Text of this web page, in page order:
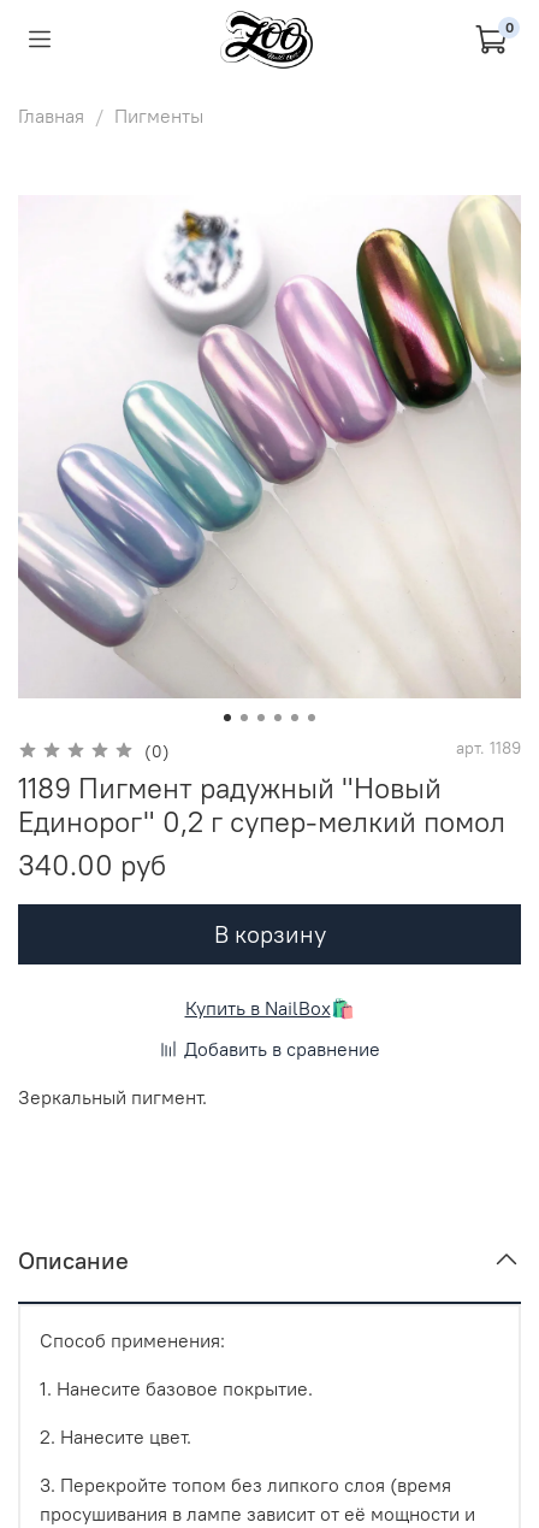
0
Главная Пигменты
(0) арт. 1189
1189 Пигмент радужный "Новый
Единорог" 0,2 г супер-мелкий помол
340.00 руб
В корзину
Купить в NailBox🛍️
Добавить в сравнение
Зеркальный пигмент.
Описание
Способ применения:
1. Нанесите базовое покрытие.
2. Нанесите цвет.
3. Перекройте топом без липкого слоя (время
просушивания в лампе зависит от её мощности и